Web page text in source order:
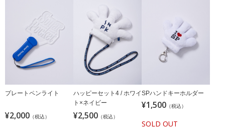
プレートペンライト
¥2,000 （税込）
ハッピーセット4 / ホワイ
ト×ネイビー
¥2,500 （税込）
SPハンドキーホルダー
¥1,500 （税込）
SOLD OUT